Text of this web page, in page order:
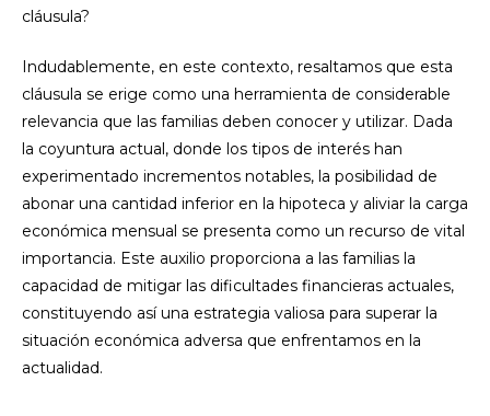
cláusula?
Indudablemente, en este contexto, resaltamos que esta
cláusula se erige como una herramienta de considerable
relevancia que las familias deben conocer y utilizar. Dada
la coyuntura actual, donde los tipos de interés han
experimentado incrementos notables, la posibilidad de
abonar una cantidad inferior en la hipoteca y aliviar la carga
económica mensual se presenta como un recurso de vital
importancia. Este auxilio proporciona a las familias la
capacidad de mitigar las dificultades financieras actuales,
constituyendo así una estrategia valiosa para superar la
situación económica adversa que enfrentamos en la
actualidad.